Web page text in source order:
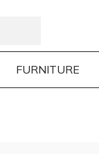
FURNITURE